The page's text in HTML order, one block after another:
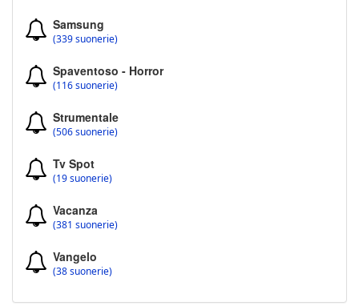
Samsung
(339 suonerie)
Spaventoso - Horror
(116 suonerie)
Strumentale
(506 suonerie)
Tv Spot
(19 suonerie)
Vacanza
(381 suonerie)
Vangelo
(38 suonerie)